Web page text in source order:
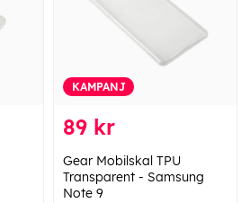
KAMPANJ
89 kr
Gear Mobilskal TPU
Transparent - Samsung
Note 9